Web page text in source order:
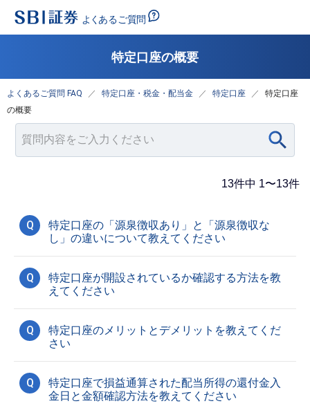
特定口座の概要
よくあるご質問 FAQ 特定口座・税金・配当金 特定口座
特定口座
の概要
13件中 1〜13件
Q
特定口座の「源泉徴収あり」と「源泉徴収な
し」の違いについて教えてください
Q
特定口座が開設されているか確認する方法を教
えてください
Q
特定口座のメリットとデメリットを教えてくだ
さい
Q
特定口座で損益通算された配当所得の還付金入
金日と金額確認方法を教えてください